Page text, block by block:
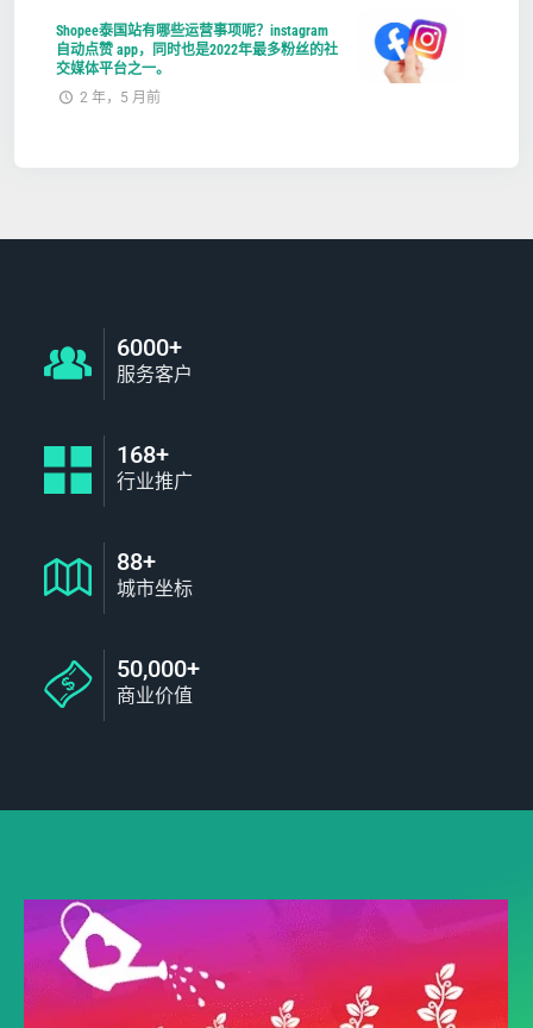
Shopee泰国站有哪些运营事项呢？instagram
自动点赞 app，同时也是2022年最多粉丝的社
交媒体平台之一。
2 年，5 月前
6000+
服务客户
168+
行业推广
88+
城市坐标
50,000+
商业价值